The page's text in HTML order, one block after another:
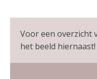
Voor een overzicht
het beeld hiernaast!